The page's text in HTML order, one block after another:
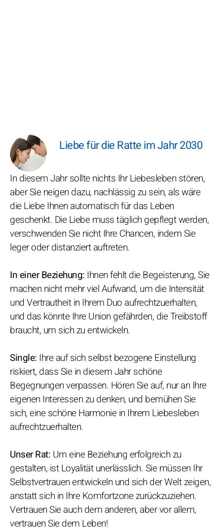
Liebe für die Ratte im Jahr 2030
In diesem Jahr sollte nichts Ihr Liebesleben stören,
aber Sie neigen dazu, nachlässig zu sein, als wäre
die Liebe Ihnen automatisch für das Leben
geschenkt. Die Liebe muss täglich gepflegt werden,
verschwenden Sie nicht Ihre Chancen, indem Sie
leger oder distanziert auftreten.
In einer Beziehung: Ihnen fehlt die Begeisterung, Sie
machen nicht mehr viel Aufwand, um die Intensität
und Vertrautheit in Ihrem Duo aufrechtzuerhalten,
und das könnte Ihre Union gefährden, die Treibstoff
braucht, um sich zu entwickeln.
Single: Ihre auf sich selbst bezogene Einstellung
riskiert, dass Sie in diesem Jahr schöne
Begegnungen verpassen. Hören Sie auf, nur an Ihre
eigenen Interessen zu denken, und bemühen Sie
sich, eine schöne Harmonie in Ihrem Liebesleben
aufrechtzuerhalten.
Unser Rat: Um eine Beziehung erfolgreich zu
gestalten, ist Loyalität unerlässlich. Sie müssen Ihr
Selbstvertrauen entwickeln und sich der Welt zeigen,
anstatt sich in Ihre Komfortzone zurückzuziehen.
Vertrauen Sie auch dem anderen, aber vor allem,
vertrauen Sie dem Leben!